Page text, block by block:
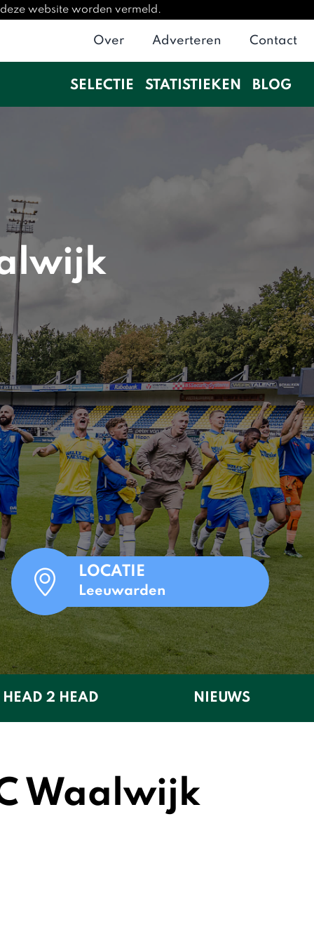
website worden vermeld.
Over Adverteren Contact
SELECTIE STATISTIEKEN BLOG
LOCATIE
Leeuwarden
HEAD 2 HEAD NIEUWS
Waalwijk